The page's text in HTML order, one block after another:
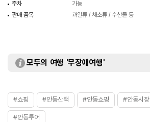
주차
가능
판매 품목
과일류 / 채소류 / 수산물 등
모두의 여행 '무장애여행'
#쇼핑 #안동산책 #안동쇼핑 #안동시장
#안동투어